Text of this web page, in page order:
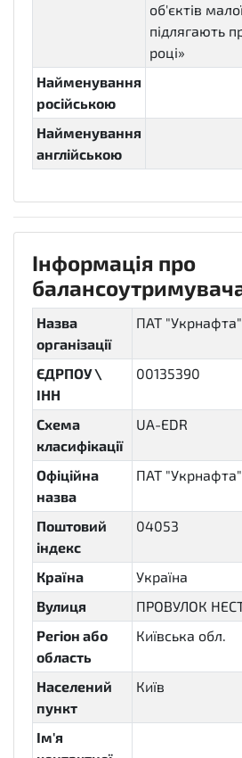
об'єктів
підлягають
році»
Найменування
російською
Найменування
англійською
Інформація про
Назва
організації
ПАТ "Укрнафта"
ЄДРПОУ \
ІНН
00135390
Схема
класифікації
UA-EDR
Офіційна
назва
ПАТ "Укрнафта"
Поштовий
індекс
04053
Країна
Україна
Вулиця
ПРОВУЛОК
Регіон або
область
Київська обл.
Населений
пункт
Київ
Ім'я